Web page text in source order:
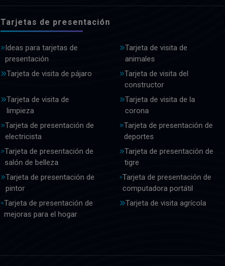
Tarjetas de presentación
Ideas para tarjetas de
presentación
Tarjeta de visita de
animales
Tarjeta de visita de pájaro
Tarjeta de visita del
constructor
Tarjeta de visita de
limpieza
Tarjeta de visita de la
corona
Tarjeta de presentación de
electricista
Tarjeta de presentación de
deportes
Tarjeta de presentación de
salón de belleza
Tarjeta de presentación de
tigre
Tarjeta de presentación de
pintor
Tarjeta de presentación de
computadora portátil
Tarjeta de presentación de
mejoras para el hogar
Tarjeta de visita agrícola